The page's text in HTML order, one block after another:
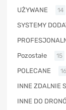
UŻYWANE 14
SYSTEMY
Pozostałe 15
POLECANE 16
INNE ZDALNIE
INNE DO